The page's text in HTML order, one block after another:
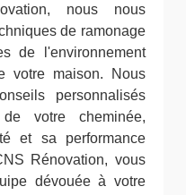
nous nous
de ramonage
de l'environnement
votre maison. Nous
personnalisés
votre cheminée,
et sa performance
Rénovation, vous
dévouée à votre